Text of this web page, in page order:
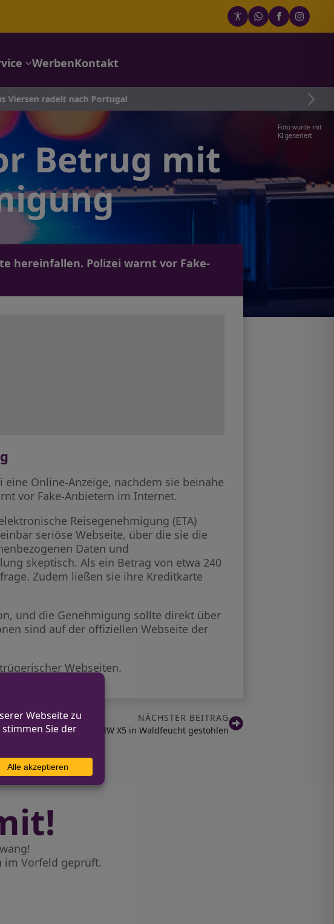
WerbenKontakt
nach Portugal
Foto wurde mit
KI generiert
Betrug mit
hereinfallen. Polizei warnt vor Fake-
Online-Anzeige, nachdem sie beinahe
vor Fake-Anbietern im Internet.
Reisegenehmigung (ETA)
seriöse Webseite, über die sie die
Daten und
skeptisch. Als ein Betrag von etwa 240
Zudem ließen sie ihre Kreditkarte
und die Genehmigung sollte direkt über
sind auf der offiziellen Webseite der
Webseiten.
NÄCHSTER BEITRAG
BMW X5 in Waldfeucht gestohlen
im Vorfeld geprüft.